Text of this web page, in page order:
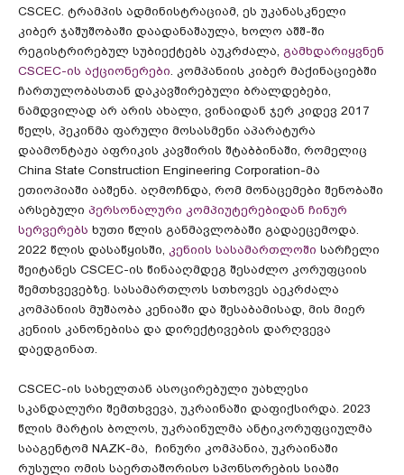
CSCEC. ტრამპის ადმინისტრაციამ, ეს უკანასკნელი
კიბერ ჯაშუშობაში დაადანაშაულა, ხოლო აშშ-ში
რეგისტრირებულ სუბიექტებს აუკრძალა, გამხდარიყვნენ
CSCEC-ის აქციონერები. კომპანიის კიბერ მაქინაციებში
ჩართულობასთან დაკავშირებული ბრალდებები,
ნამდვილად არ არის ახალი, ვინაიდან ჯერ კიდევ 2017
წელს, პეკინმა ფარული მოსასმენი აპარატურა
დაამონტაჟა აფრიკის კავშირის შტაბბინაში, რომელიც
China State Construction Engineering Corporation-მა
ეთიოპიაში ააშენა. აღმოჩნდა, რომ მონაცემები შენობაში
არსებული პერსონალური კომპიუტერებიდან ჩინურ
სერვერებს ხუთი წლის განმავლობაში გადაეცემოდა.
2022 წლის დასაწყისში, კენიის სასამართლოში სარჩელი
შეიტანეს CSCEC-ის წინააღმდეგ შესაძლო კორუფციის
შემთხვევებზე. სასამართლოს სთხოვეს აეკრძალა
კომპანიის მუშაობა კენიაში და შესაბამისად, მის მიერ
კენიის კანონებისა და დირექტივების დარღვევა
დაედგინათ.
CSCEC-ის სახელთან ასოცირებული უახლესი
სკანდალური შემთხვევა, უკრაინაში დაფიქსირდა. 2023
წლის მარტის ბოლოს, უკრაინულმა ანტიკორუფციულმა
სააგენტომ NAZK-მა, ჩინური კომპანია, უკრაინაში
რუსული ომის საერთაშორისო სპონსორების სიაში